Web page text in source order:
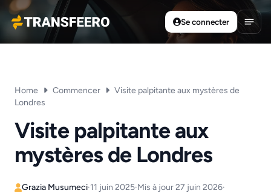
Transfeero
Se connecter
Home Commencer
Visite palpitante aux mystères de
Londres
Visite palpitante aux
mystères de Londres
Grazia Musumeci·11 juin 2025·Mis à jour 27 juin 2026·